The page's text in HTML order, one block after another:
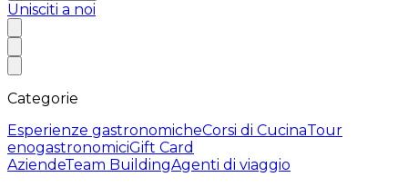
Unisciti a noi
Categorie
Esperienze gastronomicheCorsi di CucinaTour
enogastronomiciGift Card
AziendeTeam BuildingAgenti di viaggio